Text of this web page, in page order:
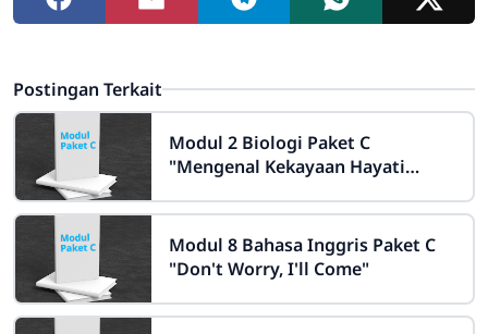
Postingan Terkait
Modul 2 Biologi Paket C
"Mengenal Kekayaan Hayati
Modul 8 Bahasa Inggris Paket C
"Don't Worry, I'll Come"